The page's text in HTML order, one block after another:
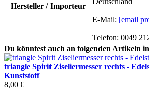
Hersteller / Importeur
E-Mail: [email
Telefon: 0049
Du könntest auch an folgenden Artikeln
triangle Spirit Ziseliermesser rechts -
Kunststoff
8,00 €